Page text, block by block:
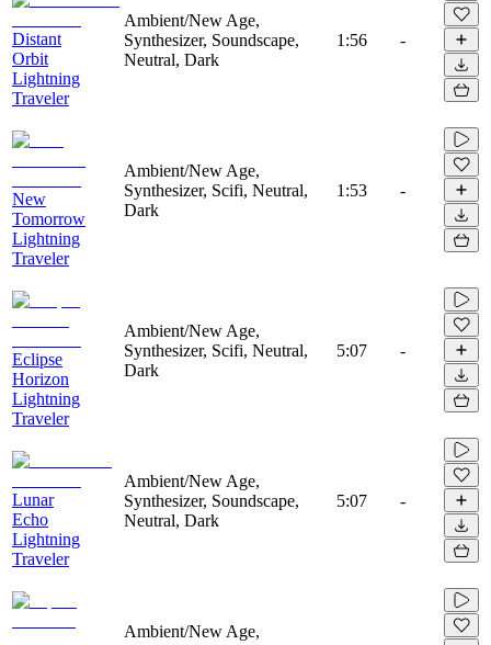
Distant
Orbit
Lightning
Traveler
Ambient/New Age,
Synthesizer, Soundscape,
Neutral, Dark
1:56 -
New
Tomorrow
Lightning
Traveler
Ambient/New Age,
Synthesizer, Scifi, Neutral,
Dark
1:53 -
Eclipse
Horizon
Lightning
Traveler
Ambient/New Age,
Synthesizer, Scifi, Neutral,
Dark
5:07 -
Lunar
Echo
Lightning
Traveler
Ambient/New Age,
Synthesizer, Soundscape,
Neutral, Dark
5:07 -
Ambient/New Age,